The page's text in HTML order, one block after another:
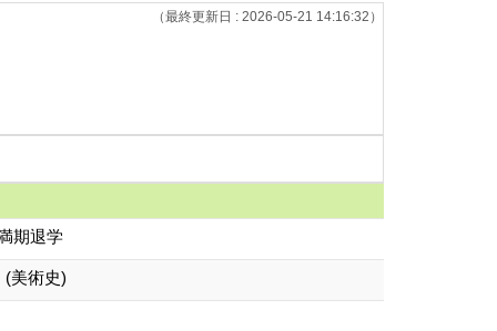
（最終更新日 : 2026-05-21 14:16:32）
期退学
(美術史)